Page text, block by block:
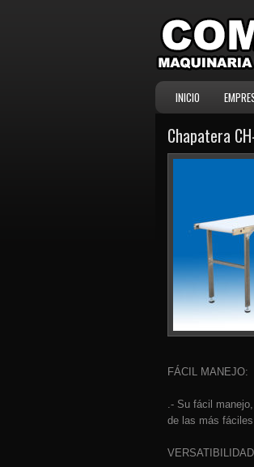
INICIO
Chapatera
FÁCIL MANEJO:
.- Su fácil
de las más